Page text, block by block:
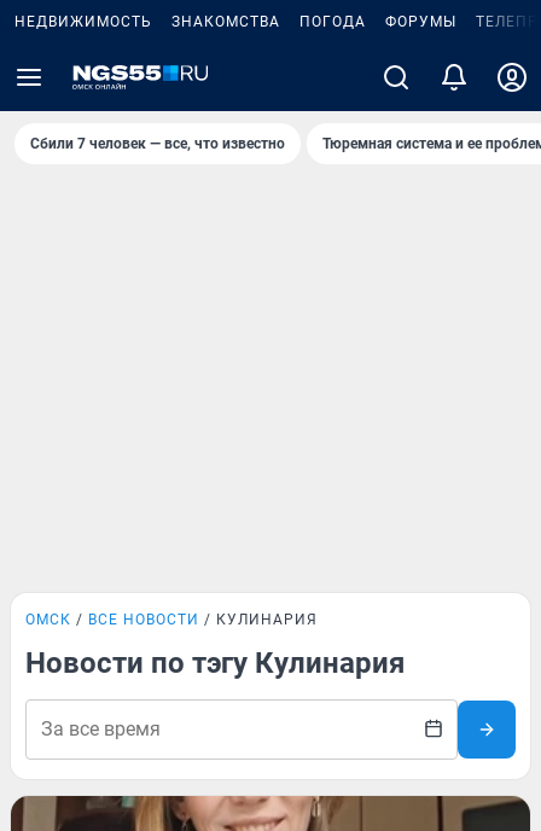
НЕДВИЖИМОСТЬ ЗНАКОМСТВА ПОГОДА ФОРУМЫ
Сбили 7 человек — все, что известно Тюремная система и ее
ОМСК ВСЕ НОВОСТИ КУЛИНАРИЯ
Новости по тэгу Кулинария